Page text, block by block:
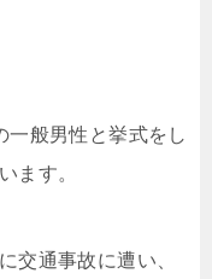
般男性と挙式をし
ます。
交通事故に遭い、